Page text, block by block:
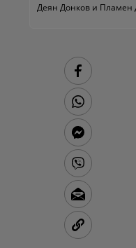
Деян Донков и Пламен